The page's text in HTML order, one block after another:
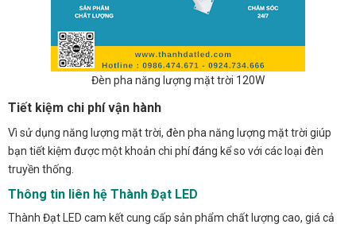
Đèn pha năng lượng mặt trời 120W
Tiết kiệm chi phí vận hành
Vì sử dụng năng lượng mặt trời, đèn pha năng lượng mặt trời giúp
bạn tiết kiệm được một khoản chi phí đáng kể so với các loại đèn
truyền thống.
Thông tin liên hệ Thành Đạt LED
Thành Đạt LED cam kết cung cấp sản phẩm chất lượng cao, giá cả